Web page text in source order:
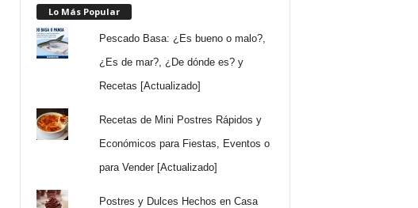
Lo Más Popular
Pescado Basa: ¿Es bueno o malo?,
¿Es de mar?, ¿De dónde es? y
Recetas [Actualizado]
Recetas de Mini Postres Rápidos y
Económicos para Fiestas, Eventos o
para Vender [Actualizado]
Postres y Dulces Hechos en Casa